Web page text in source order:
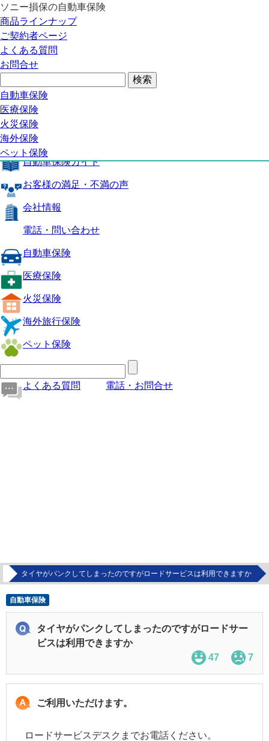
ソニー損保の自動車保険
商品ラインナップ
ご契約者ページ
よくある質問
お問合せ
自動車保険
医療保険
火災保険
海外保険
ペット保険
自動車保険トップ
商品の特長
補償内容
自動車保険ガイド
お客様の満足・不満の声
自動車保険トップ
商品の特長
補償内容
自動車保険ガイド
お客様の満足・不満の声
会社情報
電話・問い合わせ
自動車保険
医療保険
火災保険
海外旅行保険
ペット保険
よくある質問 電話・お問合せ
タイヤがパンクしてしまったのですがロードサービスは利用できますか
自動車保険
タイヤがパンクしてしまったのですがロードサー
ビスは利用できますか
47
7
ご利用いただけます。
ロードサービスデスクまでお電話ください。